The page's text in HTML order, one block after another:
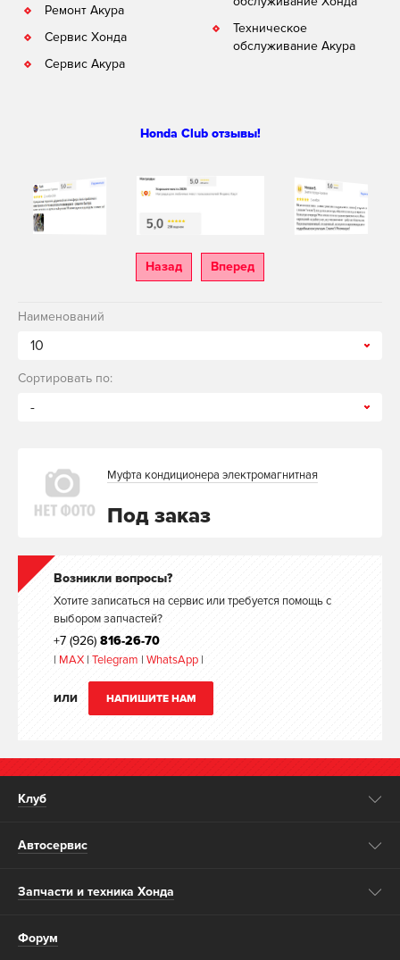
Ремонт Акура
Сервис Хонда
Сервис Акура
Техническое
обслуживание Акура
Honda Club отзывы!
Назад Вперед
Наименований
10
Сортировать по:
-
Муфта кондиционера электромагнитная
Под заказ
Возникли вопросы?
Хотите записаться на сервис или требуется помощь с
выбором запчастей?
+7 (926) 816-26-70
| MAX | Telegram | WhatsApp |
ИЛИ НАПИШИТЕ НАМ
Клуб
Автосервис
Запчасти и техника Хонда
Форум